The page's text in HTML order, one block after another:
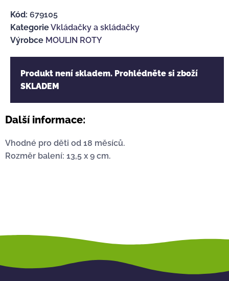
Kód: 679105
KategorieVkládačky a skládačky
Výrobce MOULIN ROTY
Produkt není skladem. Prohlédněte si zboží
SKLADEM
Další informace:
Vhodné pro děti od 18 měsíců.
Rozměr balení: 13,5 x 9 cm.